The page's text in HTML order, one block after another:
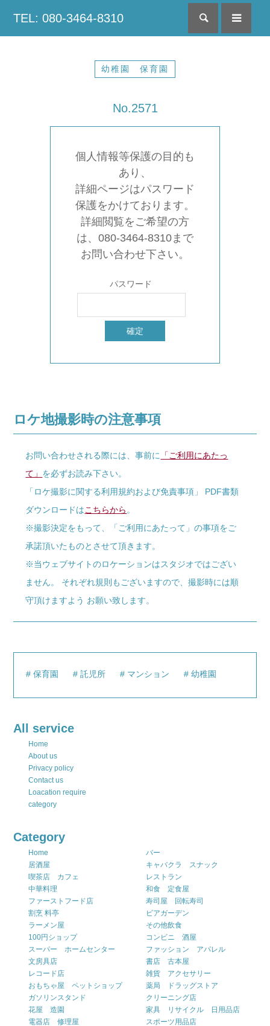
TEL: 080-3464-8310 検索
幼稚園 保育園
No.2571
個人情報等保護の目的も
あり、
詳細ページはパスワード
保護をかけております。
詳細閲覧をご希望の方
は、080-3464-8310まで
お問い合わせ下さい。
パスワード
ロケ地撮影時の注意事項
お問い合わせされる際には、事前に 「ご利用にあたっ
て」 を必ずお読み下さい。
「ロケ撮影に関する利用規約および免責事項」 PDF書類
ダウンロードはこちらから。
※撮影決定をもって、「ご利用にあたって」の事項をご
承諾頂いたものとさせて頂きます。
※当ウェブサイトのロケーションはスタジオではござい
ません。 それぞれ規則もございますので、撮影時には順
守頂けますよう お願い致します。
保育園 託児所 マンション 幼稚園
All service
Home
About us
Privacy policy
Contact us
Loacation require
category
Category
Home
バー
居酒屋
キャバクラ スナック
喫茶店 カフェ
レストラン
中華料理
和食 定食屋
ファーストフード店
寿司屋 回転寿司
割烹 料亭
ビアガーデン
ラーメン屋
その他飲食
100円ショップ
コンビニ 酒屋
スーパー ホームセンター
ファッション アパレル
文房具店
書店 古本屋
レコード店
雑貨 アクセサリー
おもちゃ屋 ペットショップ
薬局 ドラッグストア
ガソリンスタンド
クリーニング店
花屋 造園
家具 リサイクル 日用品店
電器店 修理屋
スポーツ用品店